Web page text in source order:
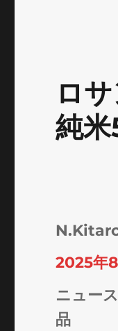
ロ
純
投
稿
投
稿
日:
2025年
カ
テ
ニュー
品